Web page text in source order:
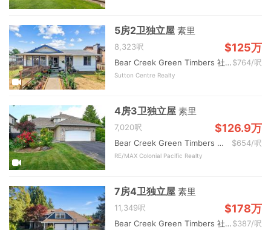
5房2卫独立屋素里
8,323呎 $125万
Bear Creek Green Timbers 社区$764/呎
Sutton Centre Realty
4房3卫独立屋素里
7,020呎 $126.9万
Bear Creek Green Timbers 社区 $654/呎
RE/MAX Colonial Pacific Realty
7房4卫独立屋素里
11,349呎 $178万
Bear Creek Green Timbers 社区$387/呎